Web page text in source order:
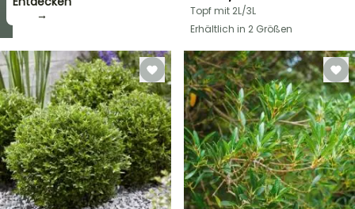
→
→
Topf mit 2L/3L
Erhältlich in 2 Größen